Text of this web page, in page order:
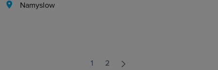
Namyslow
1 2